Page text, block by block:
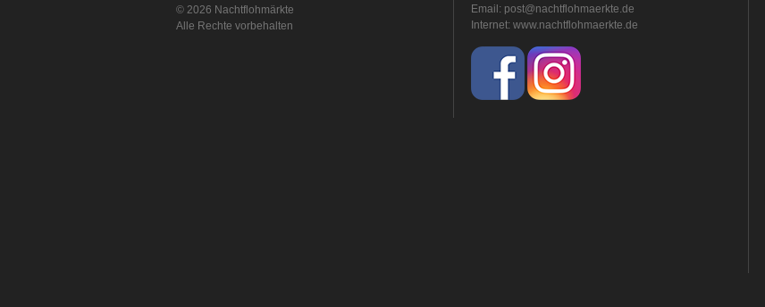
© 2026 Nachtflohmärkte
Alle Rechte vorbehalten
Email: post@nachtflohmaerkte.de
Internet: www.nachtflohmaerkte.de